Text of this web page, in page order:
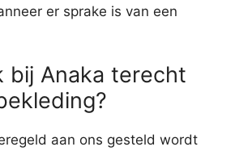
er sprake is van een
bij Anaka terecht
aan ons gesteld wordt